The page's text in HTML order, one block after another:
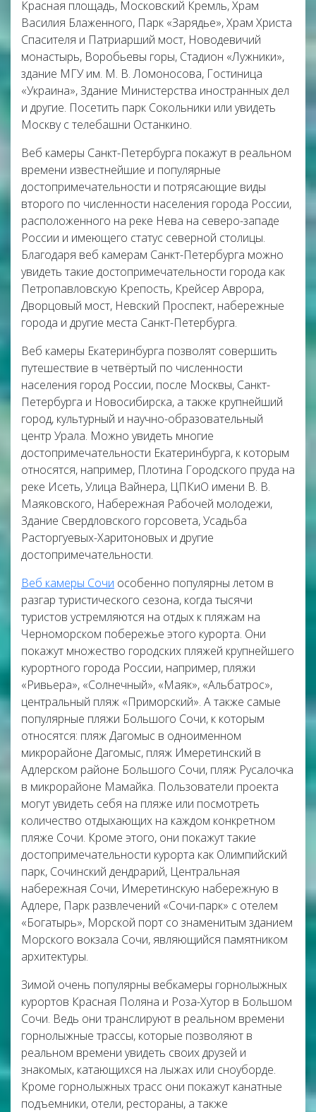
Красная площадь, Московский Кремль, Храм
Василия Блаженного, Парк «Зарядье», Храм Христа
Спасителя и Патриарший мост, Новодевичий
монастырь, Воробьевы горы, Стадион «Лужники»,
здание МГУ им. М. В. Ломоносова, Гостиница
«Украина», Здание Министерства иностранных дел
и другие. Посетить парк Сокольники или увидеть
Москву с телебашни Останкино.
Веб камеры Санкт-Петербурга покажут в реальном
времени известнейшие и популярные
достопримечательности и потрясающие виды
второго по численности населения города России,
расположенного на реке Нева на северо-западе
России и имеющего статус северной столицы.
Благодаря веб камерам Санкт-Петербурга можно
увидеть такие достопримечательности города как
Петропавловскую Крепость, Крейсер Аврора,
Дворцовый мост, Невский Проспект, набережные
города и другие места Санкт-Петербурга.
Веб камеры Екатеринбурга позволят совершить
путешествие в четвёртый по численности
населения город России, после Москвы, Санкт-
Петербурга и Новосибирска, а также крупнейший
город, культурный и научно-образовательный
центр Урала. Можно увидеть многие
достопримечательности Екатеринбурга, к которым
относятся, например, Плотина Городского пруда на
реке Исеть, Улица Вайнера, ЦПКиО имени В. В.
Маяковского, Набережная Рабочей молодежи,
Здание Свердловского горсовета, Усадьба
Расторгуевых-Харитоновых и другие
достопримечательности.
Веб камеры Сочи особенно популярны летом в
разгар туристического сезона, когда тысячи
туристов устремляются на отдых к пляжам на
Черноморском побережье этого курорта. Они
покажут множество городских пляжей крупнейшего
курортного города России, например, пляжи
«Ривьера», «Солнечный», «Маяк», «Альбатрос»,
центральный пляж «Приморский». А также самые
популярные пляжи Большого Сочи, к которым
относятся: пляж Дагомыс в одноименном
микрорайоне Дагомыс, пляж Имеретинский в
Адлерском районе Большого Сочи, пляж Русалочка
в микрорайоне Мамайка. Пользователи проекта
могут увидеть себя на пляже или посмотреть
количество отдыхающих на каждом конкретном
пляже Сочи. Кроме этого, они покажут такие
достопримечательности курорта как Олимпийский
парк, Сочинский дендрарий, Центральная
набережная Сочи, Имеретинскую набережную в
Адлере, Парк развлечений «Сочи-парк» с отелем
«Богатырь», Морской порт со знаменитым зданием
Морского вокзала Сочи, являющийся памятником
архитектуры.
Зимой очень популярны вебкамеры горнолыжных
курортов Красная Поляна и Роза-Хутор в Большом
Сочи. Ведь они транслируют в реальном времени
горнолыжные трассы, которые позволяют в
реальном времени увидеть своих друзей и
знакомых, катающихся на лыжах или сноуборде.
Кроме горнолыжных трасс они покажут канатные
подъемники, отели, рестораны, а также